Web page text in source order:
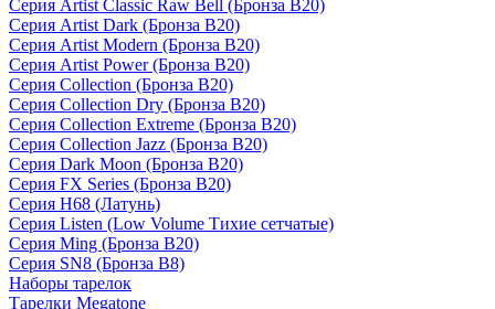
Серия Artist Classic Raw Bell (Бронза B20)
Серия Artist Dark (Бронза B20)
Серия Artist Modern (Бронза B20)
Серия Artist Power (Бронза B20)
Серия Collection (Бронза B20)
Серия Collection Dry (Бронза B20)
Серия Collection Extreme (Бронза B20)
Серия Collection Jazz (Бронза B20)
Серия Dark Moon (Бронза B20)
Серия FX Series (Бронза B20)
Серия H68 (Латунь)
Серия Listen (Low Volume Тихие сетчатые)
Серия Ming (Бронза B20)
Серия SN8 (Бронза B8)
Наборы тарелок
Тарелки Megatone